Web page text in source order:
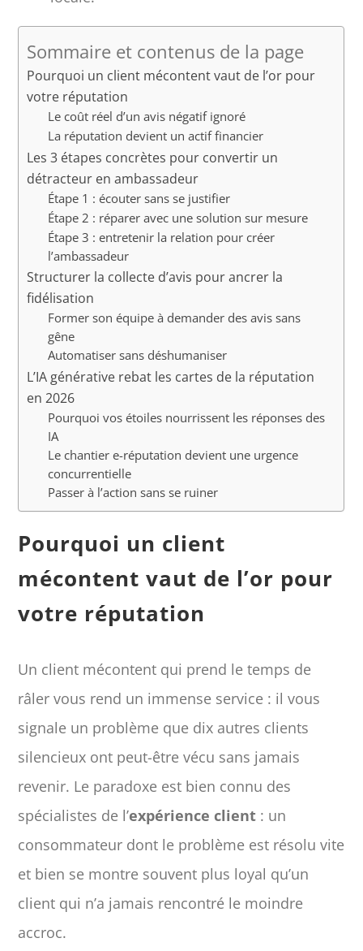
Sommaire et contenus de la page
Pourquoi un client mécontent vaut de l’or pour
votre réputation
Le coût réel d’un avis négatif ignoré
La réputation devient un actif financier
Les 3 étapes concrètes pour convertir un
détracteur en ambassadeur
Étape 1 : écouter sans se justifier
Étape 2 : réparer avec une solution sur mesure
Étape 3 : entretenir la relation pour créer
l’ambassadeur
Structurer la collecte d’avis pour ancrer la
fidélisation
Former son équipe à demander des avis sans
gêne
Automatiser sans déshumaniser
L’IA générative rebat les cartes de la réputation
en 2026
Pourquoi vos étoiles nourrissent les réponses des
IA
Le chantier e-réputation devient une urgence
concurrentielle
Passer à l’action sans se ruiner
Pourquoi un client
mécontent vaut de l’or pour
votre réputation
Un client mécontent qui prend le temps de
râler vous rend un immense service : il vous
signale un problème que dix autres clients
silencieux ont peut-être vécu sans jamais
revenir. Le paradoxe est bien connu des
spécialistes de l’expérience client : un
consommateur dont le problème est résolu vite
et bien se montre souvent plus loyal qu’un
client qui n’a jamais rencontré le moindre
accroc.